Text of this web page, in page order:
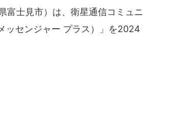
県富士見市）は、衛星通信コミュニ
ッセンジャー プラス）」を2024